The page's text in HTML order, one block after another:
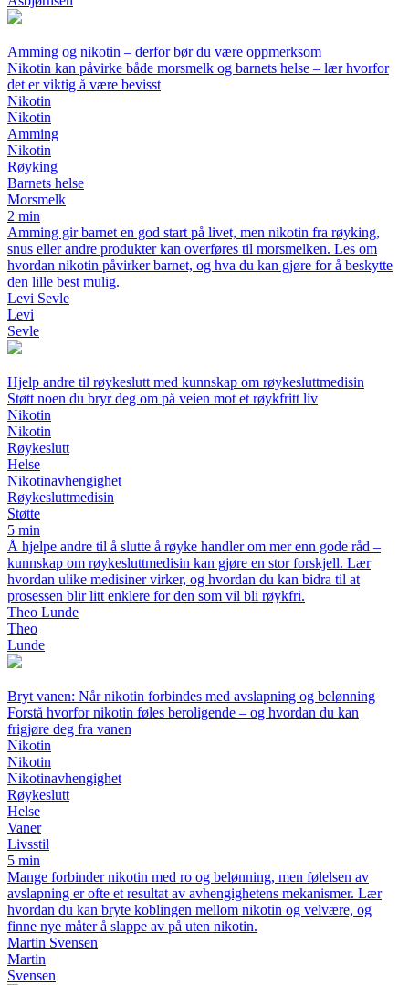
Amming og nikotin – derfor bør du være oppmerksom
Nikotin kan påvirke både morsmelk og barnets helse – lær hvorfor
det er viktig å være bevisst
Nikotin
Nikotin
Amming
Nikotin
Røyking
Barnets helse
Morsmelk
2 min
Amming gir barnet en god start på livet, men nikotin fra røyking,
snus eller andre produkter kan overføres til morsmelken. Les om
hvordan nikotin påvirker barnet, og hva du kan gjøre for å beskytte
den lille best mulig.
Levi Sevle
Levi
Sevle
Hjelp andre til røykeslutt med kunnskap om røykesluttmedisin
Støtt noen du bryr deg om på veien mot et røykfritt liv
Nikotin
Nikotin
Røykeslutt
Helse
Nikotinavhengighet
Røykesluttmedisin
Støtte
5 min
Å hjelpe andre til å slutte å røyke handler om mer enn gode råd –
kunnskap om røykesluttmedisin kan gjøre en stor forskjell. Lær
hvordan ulike medisiner virker, og hvordan du kan bidra til at
prosessen blir litt enklere for den som vil bli røykfri.
Theo Lunde
Theo
Lunde
Bryt vanen: Når nikotin forbindes med avslapning og belønning
Forstå hvorfor nikotin føles beroligende – og hvordan du kan
frigjøre deg fra vanen
Nikotin
Nikotin
Nikotinavhengighet
Røykeslutt
Helse
Vaner
Livsstil
5 min
Mange forbinder nikotin med ro og belønning, men følelsen av
avslapning er ofte et resultat av avhengighetens mekanismer. Lær
hvordan du kan bryte koblingen mellom nikotin og velvære, og
finne nye måter å slappe av på uten nikotin.
Martin Svensen
Martin
Svensen